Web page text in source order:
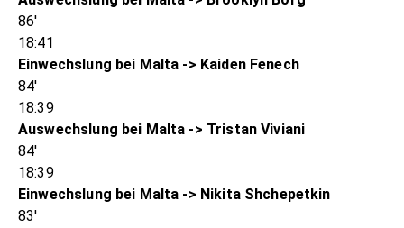
86'
18:41
Einwechslung bei Malta -> Kaiden Fenech
84'
18:39
Auswechslung bei Malta -> Tristan Viviani
84'
18:39
Einwechslung bei Malta -> Nikita Shchepetkin
83'